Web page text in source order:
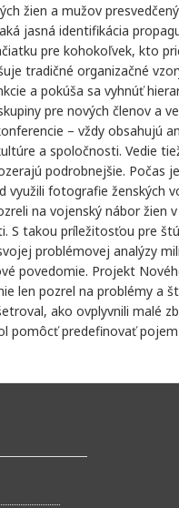
žien a mužov
jasná identifikácia
pre kohokoľvek, kto
tradičné organizačné
a pokúša sa vyhnúť
pre nových členov a
– vždy obsahujú
a spoločnosti. Vedie
podrobnejšie. Počas
využili fotografie ženských
na vojenský nábor žien
S takou príležitosťou pre
problémovej analýzy
povedomie. Projekt
len pozrel na problémy a
ako ovplyvnili malé
pomôcť predefinovať pojem